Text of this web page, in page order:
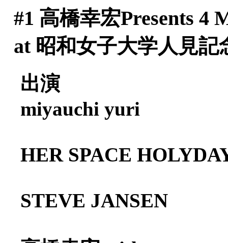
#1 高橋幸宏Presents 4
at 昭和女子大学人見記
出演
miyauchi yuri
HER SPACE
STEVE JANSEN